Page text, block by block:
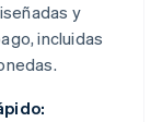
y
incluidas